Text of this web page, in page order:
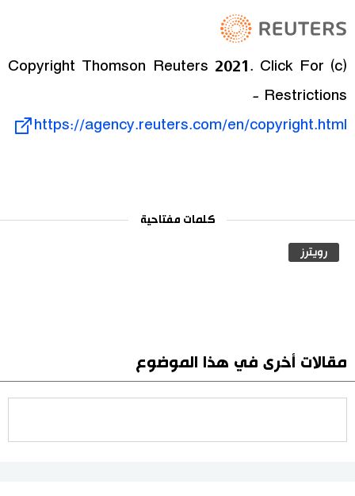
(c) Copyright Thomson Reuters 2021. Click For
Restrictions -
https://agency.reuters.com/en/copyright.html
كلمات مفتاحية
رويترز
مقالات أخرى في هذا الموضوع